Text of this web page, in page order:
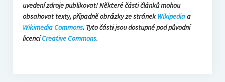
uvedení zdroje publikovat! Některé části článků mohou
obsahovat texty, případně obrázky ze stránekWikipediaa
Wikimedia Commons. Tyto části jsou dostupné pod původní
licencíCreative Commons.